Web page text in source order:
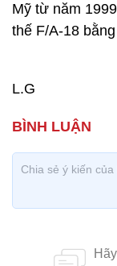
Mỹ từ năm
thế F/A-18
L.G